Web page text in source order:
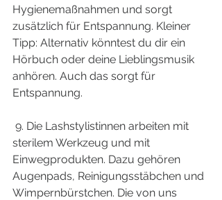
Hygienemaßnahmen und sorgt
zusätzlich für Entspannung. Kleiner
Tipp: Alternativ könntest du dir ein
Hörbuch oder deine Lieblingsmusik
anhören. Auch das sorgt für
Entspannung.
sterilem Werkzeug und mit
Einwegprodukten. Dazu gehören
Augenpads, Reinigungsstäbchen und
Wimpernbürstchen. Die von uns